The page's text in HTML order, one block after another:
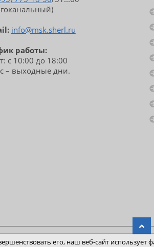
info@msk.sherl.ru
работы:
с 10:00 до 18:00
– выходные дни.
грузов поего, наш веб-сайт использует